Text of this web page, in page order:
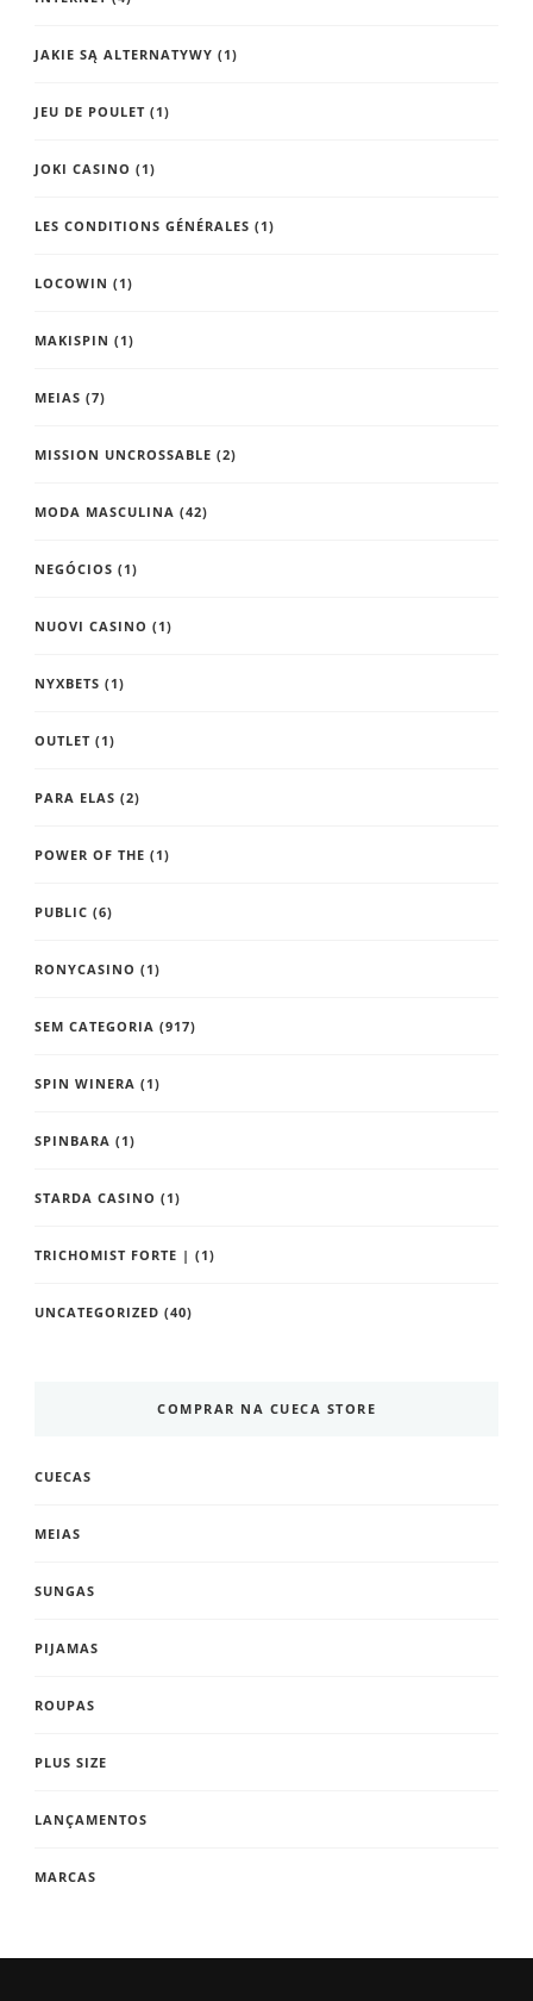
JAKIE SĄ ALTERNATYWY (1)
JEU DE POULET (1)
JOKI CASINO (1)
LES CONDITIONS GÉNÉRALES (1)
LOCOWIN (1)
MAKISPIN (1)
MEIAS (7)
MISSION UNCROSSABLE (2)
MODA MASCULINA (42)
NEGÓCIOS (1)
NUOVI CASINO (1)
NYXBETS (1)
OUTLET (1)
PARA ELAS (2)
POWER OF THE (1)
PUBLIC (6)
RONYCASINO (1)
SEM CATEGORIA (917)
SPIN WINERA (1)
SPINBARA (1)
STARDA CASINO (1)
TRICHOMIST FORTE | (1)
UNCATEGORIZED (40)
COMPRAR NA CUECA STORE
CUECAS
MEIAS
SUNGAS
PIJAMAS
ROUPAS
PLUS SIZE
LANÇAMENTOS
MARCAS